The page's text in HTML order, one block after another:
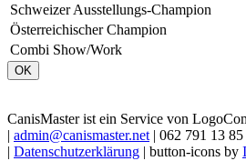
Schweizer Ausstellungs-Champion
Österreichischer Champion
Combi Show/Work
OK
CanisMaster ist ein Service von
admin@canismaster.net| 062 791 13 85
Datenschutzerklärung | button-icons by